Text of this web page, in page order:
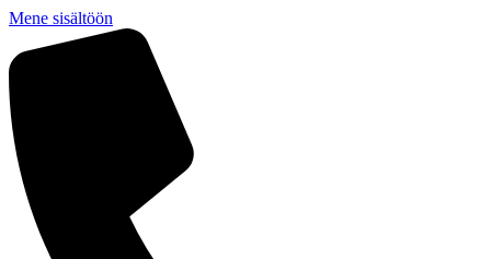
Mene sisältöön